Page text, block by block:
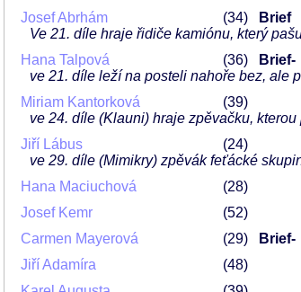
Josef Abrhám
34 Brief
Ve 21. díle hraje řidiče kamiónu, který
Hana Talpová
36 Brief-
ve 21. díle leží na posteli nahoře bez, ale
Miriam Kantorková
39
ve 24. díle (Klauni) hraje zpěvačku,
Jiří Lábus
24
ve 29. díle (Mimikry) zpěvák feťácké
Hana Maciuchová
28
Josef Kemr
52
Carmen Mayerová
29 Brief-
Jiří Adamíra
48